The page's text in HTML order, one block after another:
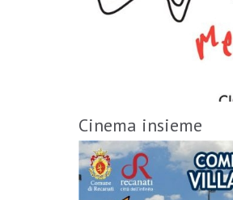
Cinema insieme